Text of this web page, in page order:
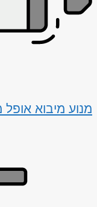
מנוע מיבוא אופל